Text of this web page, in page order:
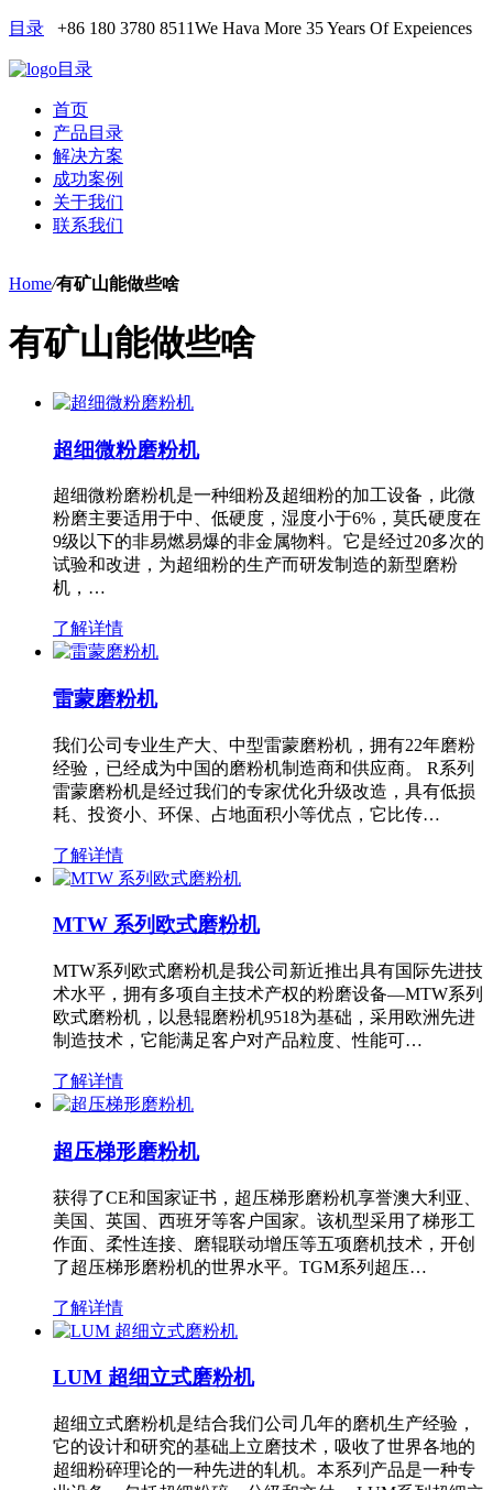
目录 +86 180 3780 8511We Hava More 35 Years Of Expeiences
目录
首页
产品目录
解决方案
成功案例
关于我们
联系我们
Home/有矿山能做些啥
有矿山能做些啥
超细微粉磨粉机
超细微粉磨粉机是一种细粉及超细粉的加工设备，此微
粉磨主要适用于中、低硬度，湿度小于6%，莫氏硬度在
9级以下的非易燃易爆的非金属物料。它是经过20多次的
试验和改进，为超细粉的生产而研发制造的新型磨粉
机，…
了解详情
雷蒙磨粉机
我们公司专业生产大、中型雷蒙磨粉机，拥有22年磨粉
经验，已经成为中国的磨粉机制造商和供应商。 R系列
雷蒙磨粉机是经过我们的专家优化升级改造，具有低损
耗、投资小、环保、占地面积小等优点，它比传…
了解详情
MTW 系列欧式磨粉机
MTW系列欧式磨粉机是我公司新近推出具有国际先进技
术水平，拥有多项自主技术产权的粉磨设备—MTW系列
欧式磨粉机，以悬辊磨粉机9518为基础，采用欧洲先进
制造技术，它能满足客户对产品粒度、性能可…
了解详情
超压梯形磨粉机
获得了CE和国家证书，超压梯形磨粉机享誉澳大利亚、
美国、英国、西班牙等客户国家。该机型采用了梯形工
作面、柔性连接、磨辊联动增压等五项磨机技术，开创
了超压梯形磨粉机的世界水平。TGM系列超压…
了解详情
LUM 超细立式磨粉机
超细立式磨粉机是结合我们公司几年的磨机生产经验，
它的设计和研究的基础上立磨技术，吸收了世界各地的
超细粉碎理论的一种先进的轧机。本系列产品是一种专